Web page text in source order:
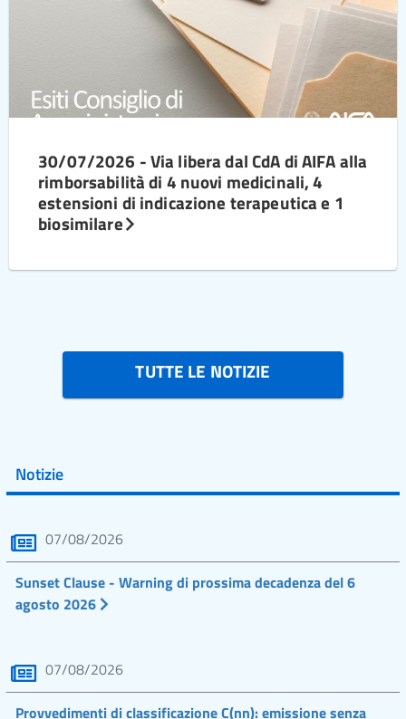
30/07/2026 - Via libera dal CdA di AIFA alla
rimborsabilità di 4 nuovi medicinali, 4
estensioni di indicazione terapeutica e 1
biosimilare
TUTTE LE NOTIZIE
Notizie
07/08/2026
Sunset Clause - Warning di prossima decadenza del 6
agosto 2026
07/08/2026
Provvedimenti di classificazione C(nn): emissione senza